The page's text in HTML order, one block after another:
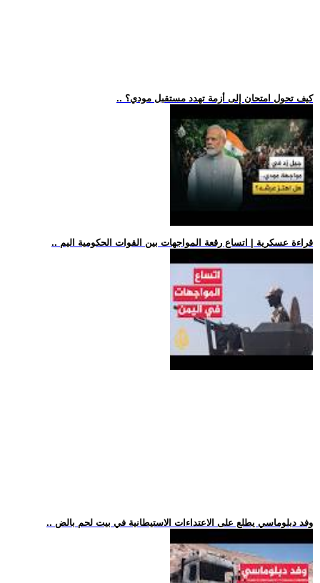
.. كيف تحول امتحان إلى أزمة تهدد مستقبل مودي؟
.. قراءة عسكرية | اتساع رقعة المواجهات بين القوات الحكومية اليم
.. وفد دبلوماسي يطلع على الاعتداءات الاستيطانية في بيت لحم بالض